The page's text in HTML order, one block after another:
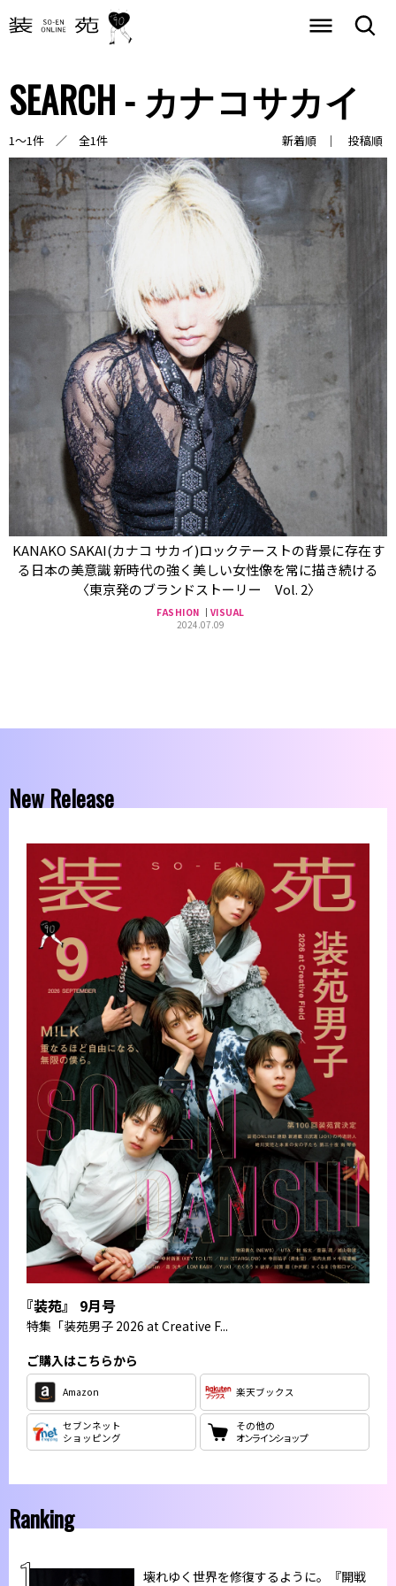
SEARCH - カナコサカイ
1～1件 ／ 全1件 新着順 投稿順
KANAKO SAKAI(カナコ サカイ)ロックテーストの背景に存在す
る日本の美意識 新時代の強く美しい女性像を常に描き続ける
〈東京発のブランドストーリー Vol. 2〉
FASHION
VISUAL
2024.07.09
New Release
『装苑』 9月号
特集 「装苑男子 2026 at Creative F...
ご購入はこちらから
Amazon 楽天ブックス
セブンネット
ショッピング
その他の
オンラインショップ
Ranking
壊れゆく世界を修復するように。『開戦